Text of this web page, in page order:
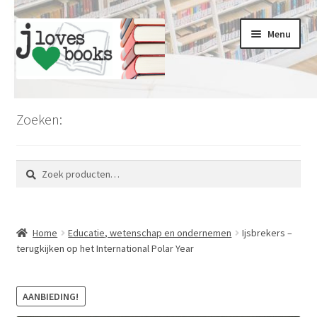
Ga
door
naar
Ga
naar
de
Menu
Koopjesmarkt
Romans en literatuur
Thrillers en misdaad
Zoeken:
Zoeken
naar:
Zoeken
Home Educatie, wetenschap en ondernemen
Ijsbrekers –
terugkijken op het International Polar Year
AANBIEDING!